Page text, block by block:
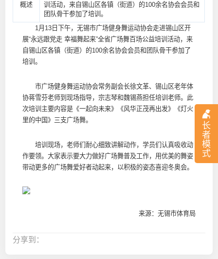
长
者
模
式
概述
训活动，来自锡山区各镇（街道）的100余名协会会员和
团队骨干参加了培训。
1月13日下午，无锡市广场健身舞运动协会走进锡山区开
展“永远跟党走 幸福舞起来”全省广场舞百场公益培训活动，来
自锡山区各镇（街道）的100余名协会会员和团队骨干参加了
培训。
市广场健身舞运动协会常务副会长徐文革、锡山区老年体
协蒋雪芬老师到现场指导，宗志琴和魏锡燕担任培训老师。此
次培训主要内容是《一起向未来》《风华正茂再出发》《灯火
里的中国》三支广场舞。
培训现场，老师们耐心细致讲解动作，学员们认真吸收动
作要领。大家表示要大力做好广场舞普及工作，用优美的舞姿
带动更多的广场舞爱好者动起来，以积极的姿态喜迎冬奥会。
来源：无锡市体育局
分享到：